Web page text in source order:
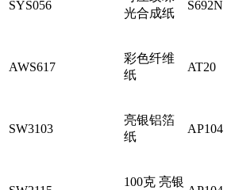
SYS056
光合成纸
S692N
AWS617
彩色纤维
纸
AT20
SW3103
亮银铝箔
纸
AP104
100克 亮银